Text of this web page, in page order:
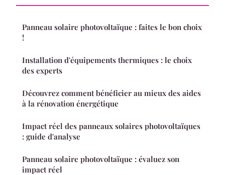
Panneau solaire photovoltaïque : faites le bon choix
!
Installation d'équipements thermiques : le choix
des experts
Découvrez comment bénéficier au mieux des aides
à la rénovation énergétique
Impact réel des panneaux solaires photovoltaïques
: guide d'analyse
Panneau solaire photovoltaïque : évaluez son
impact réel